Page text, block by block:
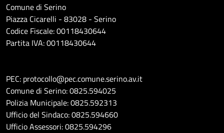
Comune di Serino
Piazza Cicarelli - 83028 - Serino
Codice Fiscale: 00118430644
Partita IVA: 00118430644
PEC: protocollo@pec.comune.serino.av.it
Comune di Serino: 0825.594025
Polizia Municipale: 0825.592313
Ufficio del Sindaco: 0825.594660
Ufficio Assessori: 0825.594296